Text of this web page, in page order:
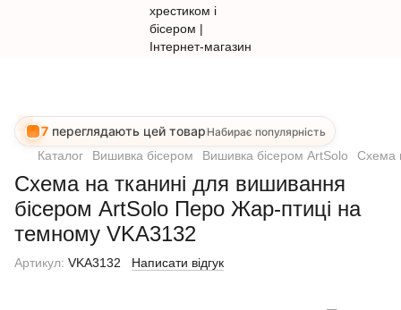
7 переглядають цей товар Набирає популярність
Каталог Вишивка бісером Вишивка бісером ArtSolo Схема
Схема на тканині для вишивання
бісером ArtSolo Перо Жар-птиці на
темному VKA3132
Артикул: VKA3132 Написати відгук